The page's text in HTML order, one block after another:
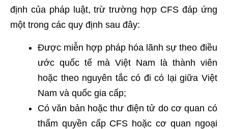
định của pháp luật, trừ trường hợp CFS đáp ứng
một trong các quy định sau đây:
Được miễn hợp pháp hóa lãnh sự theo điều
ước quốc tế mà Việt Nam là thành viên
hoặc theo nguyên tắc có đi có lại giữa Việt
Nam và quốc gia cấp;
Có văn bản hoặc thư điện tử do cơ quan có
thẩm quyền cấp CFS hoặc cơ quan ngoại